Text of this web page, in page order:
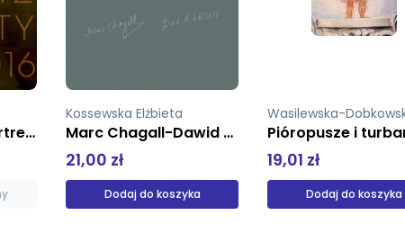
Marc Chagall-Dawid Lazer Listy Pióropusze i turbany
19,01 zł
Dodaj do koszyka
Historia sztuki
129,00 zł
Produkt niedostępny